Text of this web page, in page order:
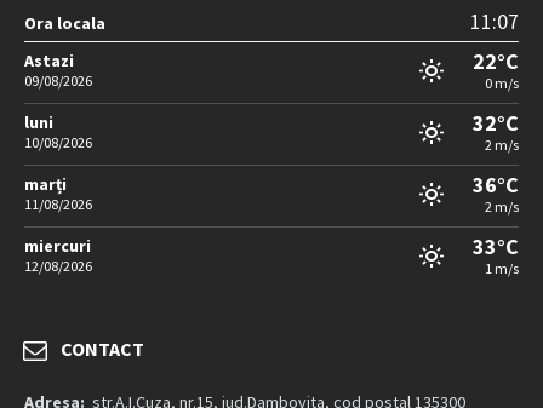
Ora locala 11:07
Astazi
09/08/2026
22°C
0 m/s
luni
10/08/2026
32°C
2 m/s
marți
11/08/2026
36°C
2 m/s
miercuri
12/08/2026
33°C
1 m/s
CONTACT
Adresa: str.A.I.Cuza, nr.15, jud.Dambovita, cod postal 135300